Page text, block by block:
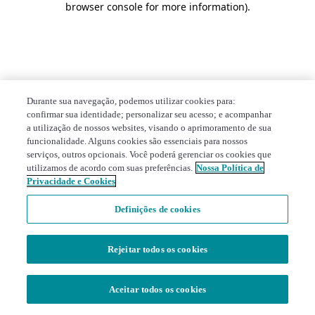
browser console for more information).
Durante sua navegação, podemos utilizar cookies para:
confirmar sua identidade; personalizar seu acesso; e acompanhar
a utilização de nossos websites, visando o aprimoramento de sua
funcionalidade. Alguns cookies são essenciais para nossos
serviços, outros opcionais. Você poderá gerenciar os cookies que
utilizamos de acordo com suas preferências. Nossa Política de
Privacidade e Cookies
Definições de cookies
Rejeitar todos os cookies
Aceitar todos os cookies